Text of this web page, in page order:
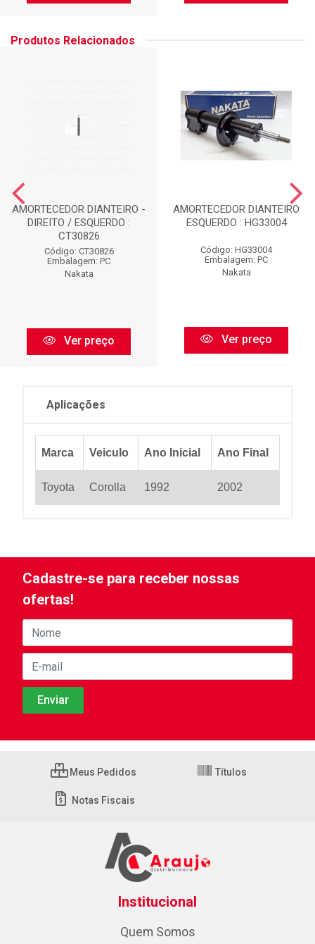
Produtos Relacionados
AMORTECEDOR DIANTEIRO -
DIREITO / ESQUERDO :
CT30826
Código: CT30826
Embalagem: PC
Nakata
Ver preço
AMORTECEDOR DIANTEIRO
ESQUERDO : HG33004
Código: HG33004
Embalagem: PC
Nakata
Ver preço
Aplicações
Marca Veiculo Ano Inicial Ano Final
Toyota Corolla 1992 2002
Cadastre-se para receber nossas
ofertas!
Meus Pedidos Títulos
Notas Fiscais
Institucional
Quem Somos